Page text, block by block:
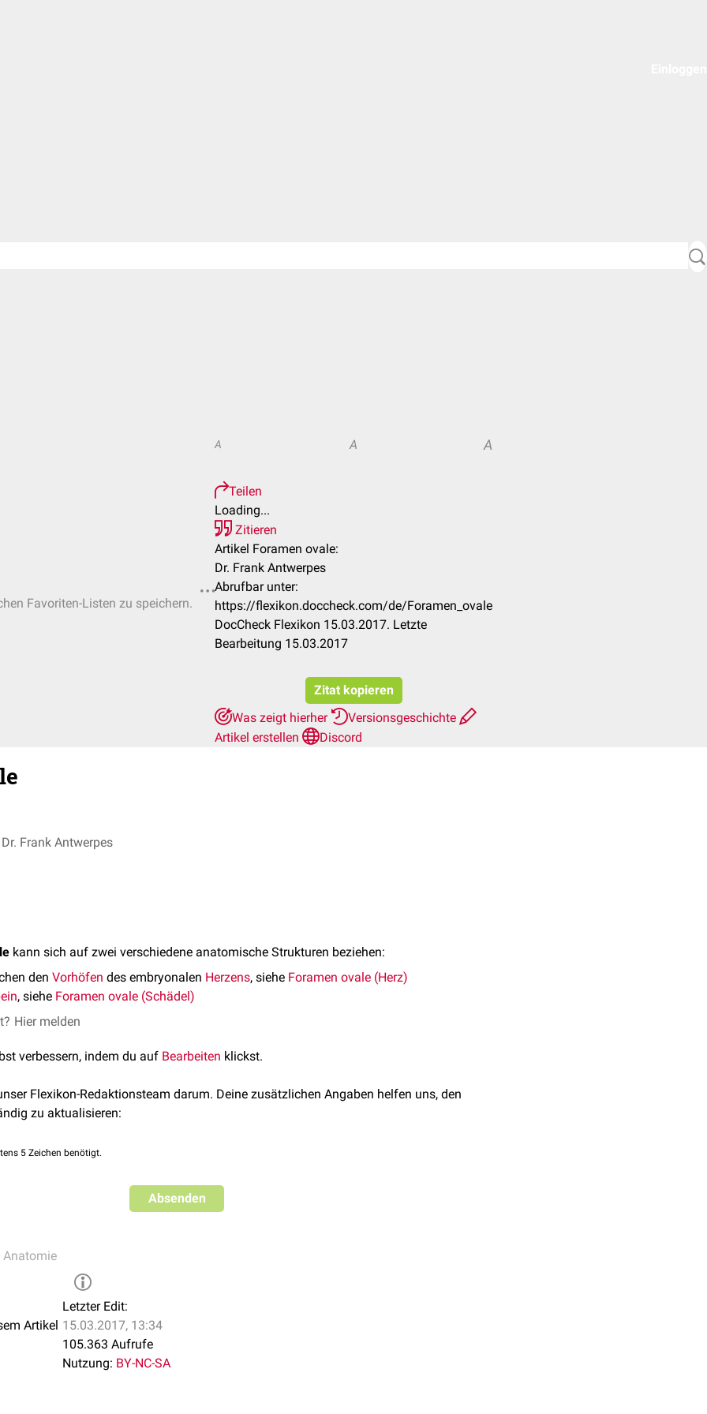
Favoriten-Listen zu speichern.
A A A
Teilen
Loading...
Zitieren
Artikel Foramen ovale:
Dr. Frank Antwerpes
Abrufbar unter:
https://flexikon.doccheck.com/de/Foramen_ovale
DocCheck Flexikon 15.03.2017. Letzte
Bearbeitung 15.03.2017
Zitat kopieren
Was zeigt hierher
Versionsgeschichte
Artikel erstellen
Discord
Dr. Frank Antwerpes
kann sich auf zwei verschiedene anatomische Strukturen beziehen:
den Vorhöfen des embryonalen Herzens, siehe Foramen ovale (Herz)
, siehe Foramen ovale (Schädel)
Hier melden
verbessern, indem du auf Bearbeiten klickst.
Flexikon-Redaktionsteam darum. Deine zusätzlichen Angaben helfen uns, den
zu aktualisieren:
5 Zeichen benötigt.
Absenden
Anatomie
Artikel
Letzter Edit:
15.03.2017, 13:34
105.363 Aufrufe
Nutzung: BY-NC-SA